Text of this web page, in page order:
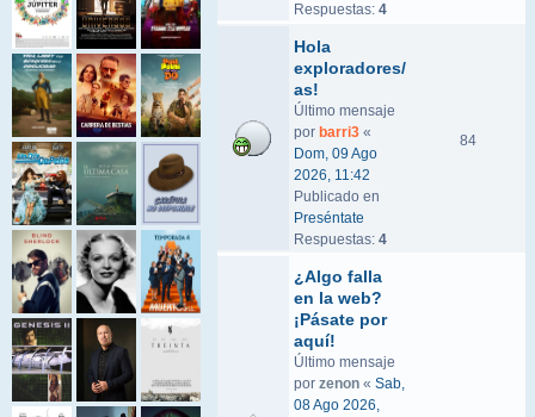
Respuestas: 4
Hola
exploradores/
as!
Último mensaje
por barri3 «
Dom, 09 Ago
2026, 11:42
Publicado en
Preséntate
Respuestas: 4
84
¿Algo falla
en la web?
¡Pásate por
aquí!
Último mensaje
por zenon « Sab,
08 Ago 2026,